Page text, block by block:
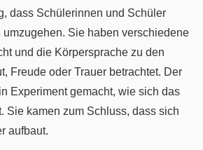
dass Schülerinnen und Schüler
umzugehen. Sie haben verschiedene
und die Körpersprache zu den
Freude oder Trauer betrachtet. Der
Experiment gemacht, wie sich das
Sie kamen zum Schluss, dass sich
aufbaut.